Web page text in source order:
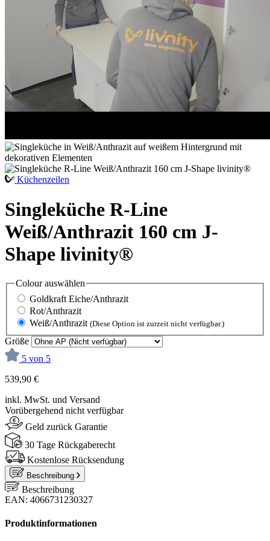
Küchenzeilen
Singleküche R-Line
Weiß/Anthrazit 160 cm J-
Shape livinity®
Colourauswählen
Goldkraft Eiche/Anthrazit
Rot/Anthrazit
Weiß/Anthrazit (Diese Option ist zurzeit nicht verfügbar.)
Größe
5 von 5
539,90 €
inkl. MwSt. und Versand
Vorübergehend nicht verfügbar
Geld zurück Garantie
30 Tage Rückgaberecht
Kostenlose Rücksendung
Beschreibung
Beschreibung
EAN: 4066731230327
Produktinformationen